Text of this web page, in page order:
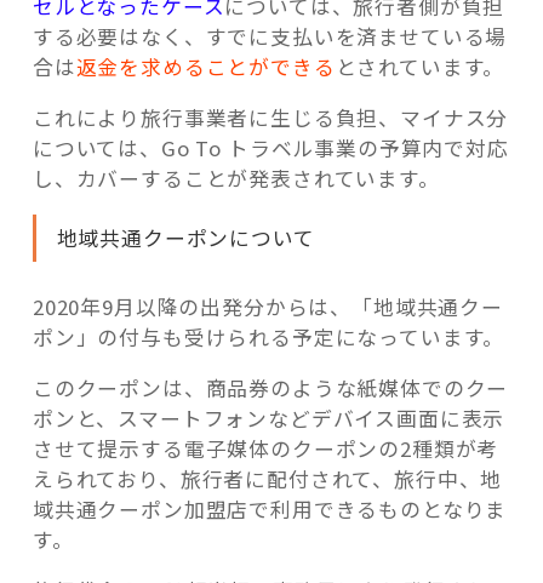
セルとなったケースについては、旅行者側が負担
する必要はなく、すでに支払いを済ませている場
合は返金を求めることができる とされています。
これにより旅行事業者に生じる負担、マイナス分
については、Go To トラベル事業の予算内で対応
し、カバーすることが発表されています。
地域共通クーポンについて
2020年9月以降の出発分からは、「地域共通クー
ポン」の付与も受けられる予定になっています。
このクーポンは、商品券のような紙媒体でのクー
ポンと、スマートフォンなどデバイス画面に表示
させて提示する電子媒体のクーポンの2種類が考
えられており、旅行者に配付されて、旅行中、地
域共通クーポン加盟店で利用できるものとなりま
す。